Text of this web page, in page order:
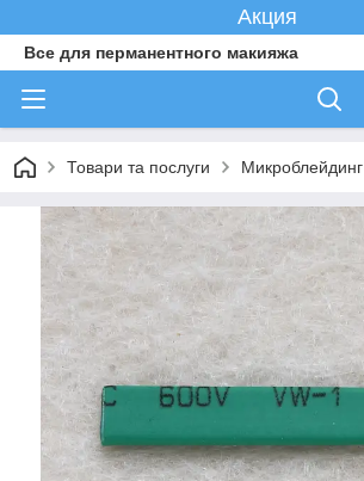
Акция
Все для перманентного макияжа
Товари та послуги Микроблейдинг